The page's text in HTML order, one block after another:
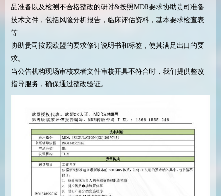
品准备以及检测不合格整改的研讨&按照MDR要求协助贵司准备
技术文件，包括风险分析报告，临床评估资料，基本要求检查表
等
协助贵司按照欧盟的要求修订说明书和标签，使其满足出口的要
求。
当公告机构现场审核或者文件审核开具不符合时，我们提供整改
指导服务，确保通过整改验证。